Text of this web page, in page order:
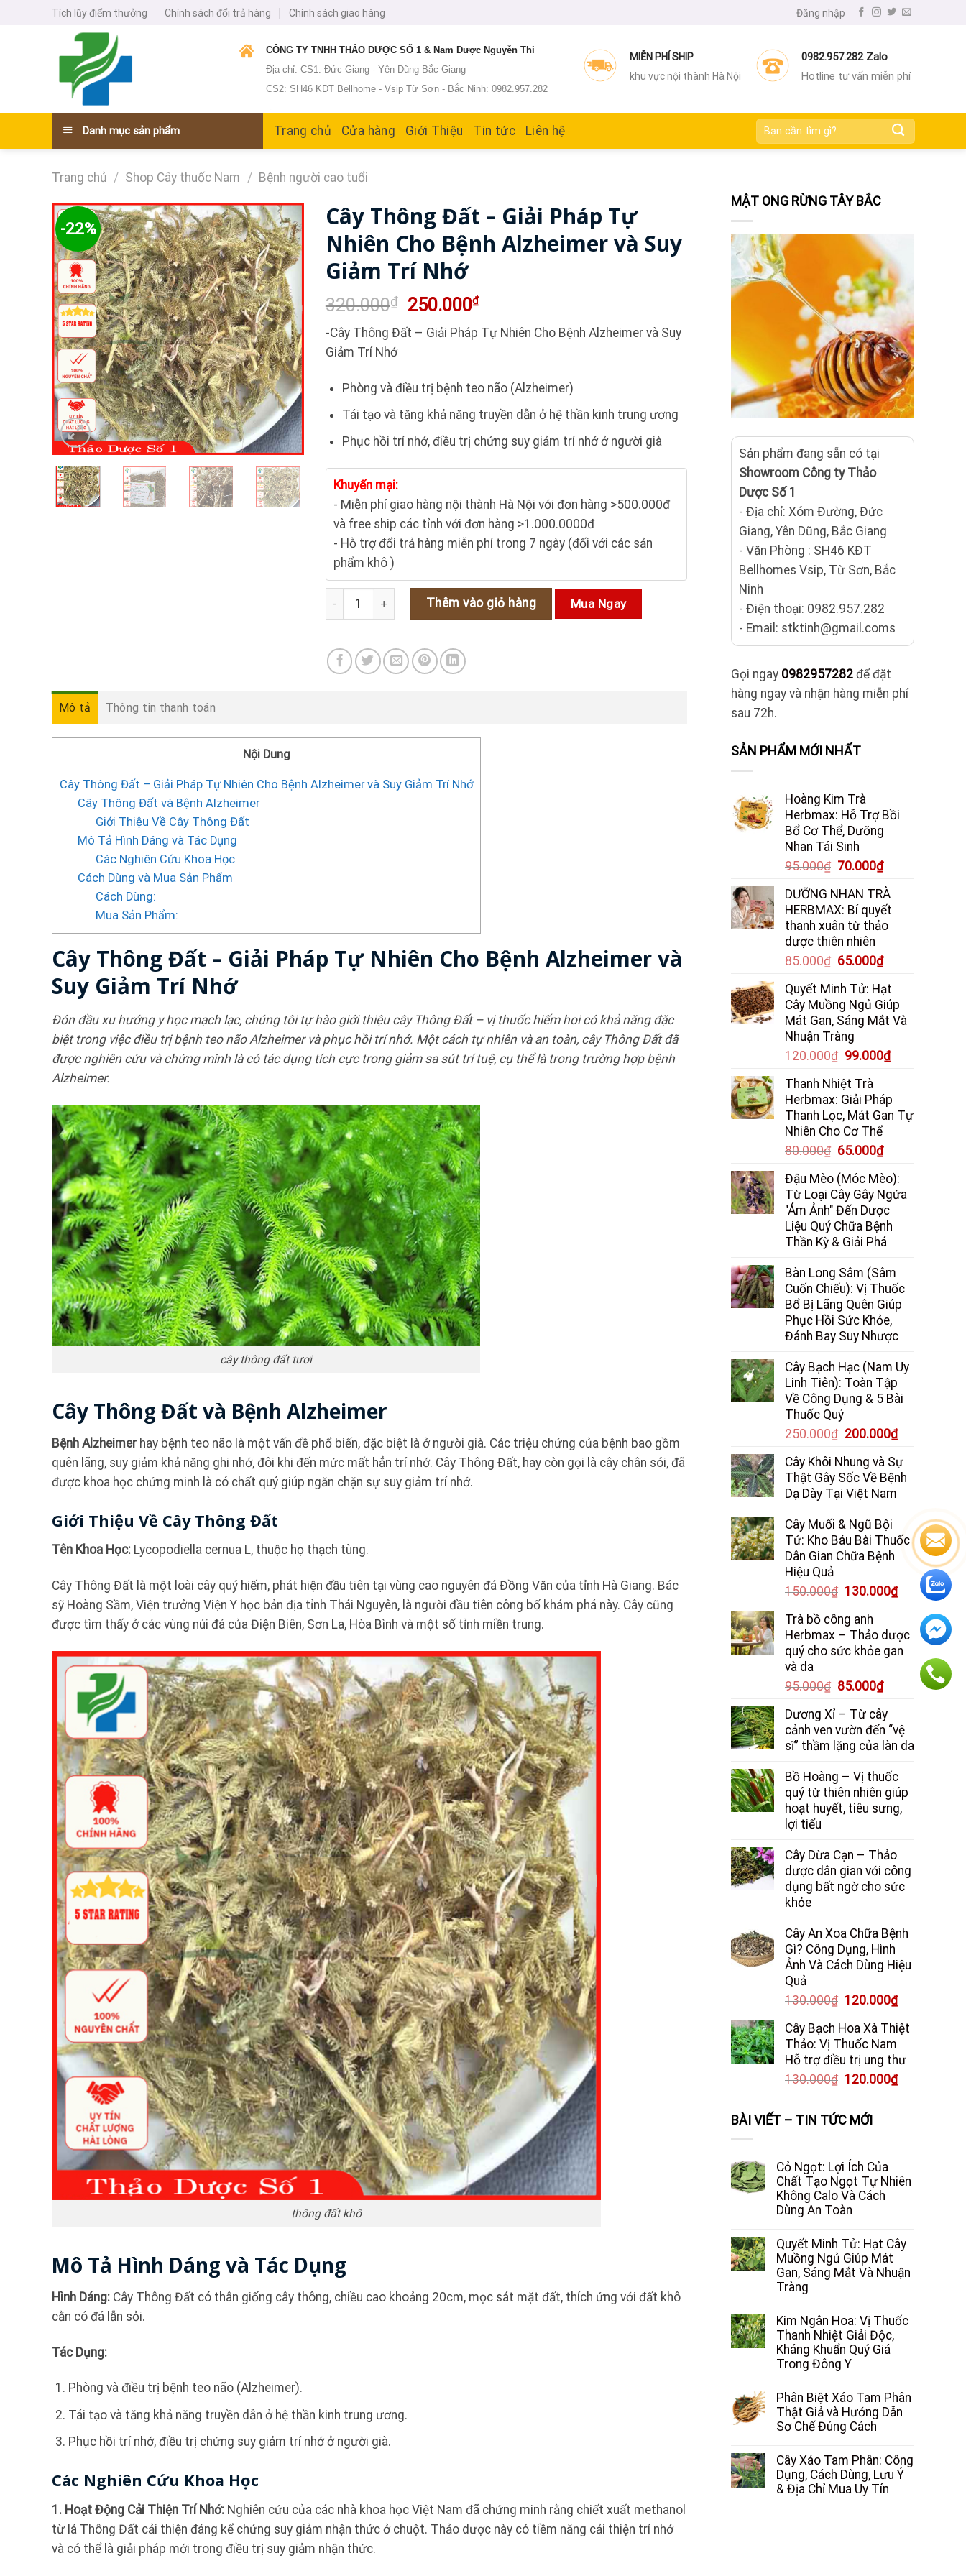
Tích lũy điểm thưởng Chính sách đổi trả hàng Chính sách giao hàng Đăng nhập
CÔNG TY TNHH THẢO DƯỢC SỐ 1 & Nam Dược Nguyễn Thi
Địa chỉ: CS1: Đức Giang - Yên Dũng Bắc Giang
CS2: SH46 KĐT Bellhome - Vsip Từ Sơn - Bắc Ninh: 0982.957.282
-
MIỄN PHÍ SHIP
khu vực nội thành Hà Nội
0982.957.282 Zalo
Hotline tư vấn miễn phí
Danh mục sản phẩm Trang chủ Cửa hàng Giới Thiệu Tin tức Liên hệ
Tìm
kiếm:
Trang chủ / Shop Cây thuốc Nam / Bệnh người cao tuổi
MẬT ONG RỪNG TÂY BẮC
Sản phẩm đang sẵn có tại
Showroom Công ty Thảo
Dược Số 1
- Địa chỉ: Xóm Đường, Đức
Giang, Yên Dũng, Bắc Giang
- Văn Phòng : SH46 KĐT
Bellhomes Vsip, Từ Sơn, Bắc
Ninh
- Điện thoại: 0982.957.282
- Email: stktinh@gmail.coms
Gọi ngay 0982957282 để đặt
hàng ngay và nhận hàng miễn phí
sau 72h.
SẢN PHẨM MỚI NHẤT
Hoàng Kim Trà
Herbmax: Hỗ Trợ Bồi
Bổ Cơ Thể, Dưỡng
Nhan Tái Sinh
95.000₫ Giá
là:
95.000₫.
70.000₫Giá
tại
là:
70.000₫.
DƯỠNG NHAN TRÀ
HERBMAX: Bí quyết
thanh xuân từ thảo
dược thiên nhiên
85.000₫ Giá
là:
85.000₫.
65.000₫Giá
tại
là:
65.000₫.
Quyết Minh Tử: Hạt
Cây Muồng Ngủ Giúp
Mát Gan, Sáng Mắt Và
Nhuận Tràng
120.000₫ Giá
là:
120.000₫.
99.000₫Giá
là:
99.000₫.
Thanh Nhiệt Trà
Herbmax: Giải Pháp
Thanh Lọc, Mát Gan Tự
Nhiên Cho Cơ Thể
80.000₫ Giá
là:
80.000₫.
65.000₫Giá
tại
là:
65.000₫.
Đậu Mèo (Móc Mèo):
Từ Loại Cây Gây Ngứa
"Ám Ảnh" Đến Dược
Liệu Quý Chữa Bệnh
Thần Kỳ & Giải Phá
Bàn Long Sâm (Sâm
Cuốn Chiếu): Vị Thuốc
Bổ Bị Lãng Quên Giúp
Phục Hồi Sức Khỏe,
Đánh Bay Suy Nhược
Cây Bạch Hạc (Nam Uy
Linh Tiên): Toàn Tập
Về Công Dụng & 5 Bài
Thuốc Quý
250.000₫ Giá
là:
250.000₫.
200.000₫Giá
tại
là:
Cây Khôi Nhung và Sự
Thật Gây Sốc Về Bệnh
Dạ Dày Tại Việt Nam
Cây Muối & Ngũ Bội
Tử: Kho Báu Bài Thuốc
Dân Gian Chữa Bệnh
Hiệu Quả
150.000₫ Giá
là:
150.000₫.
130.000₫Giá
là:
130.000₫.
Trà bồ công anh
Herbmax – Thảo dược
quý cho sức khỏe gan
và da
95.000₫ Giá
là:
95.000₫.
85.000₫Giá
tại
là:
85.000₫.
Dương Xỉ – Từ cây
cảnh ven vườn đến “vệ
sĩ” thầm lặng của làn da
Bồ Hoàng – Vị thuốc
quý từ thiên nhiên giúp
hoạt huyết, tiêu sưng,
lợi tiểu
Cây Dừa Cạn – Thảo
dược dân gian với công
dụng bất ngờ cho sức
khỏe
Cây An Xoa Chữa Bệnh
Gì? Công Dụng, Hình
Ảnh Và Cách Dùng Hiệu
Quả
130.000₫ Giá
là:
130.000₫.
120.000₫Giá
tại
120.000₫.
Cây Bạch Hoa Xà Thiệt
Thảo: Vị Thuốc Nam
Hỗ trợ điều trị ung thư
130.000₫ Giá
là:
130.000₫.
120.000₫Giá
BÀI VIẾT – TIN TỨC MỚI
Cỏ Ngọt: Lợi Ích Của
Chất Tạo Ngọt Tự Nhiên
Không Calo Và Cách
Dùng An Toàn
Quyết Minh Tử: Hạt Cây
Muồng Ngủ Giúp Mát
Gan, Sáng Mắt Và Nhuận
Tràng
Kim Ngân Hoa: Vị Thuốc
Thanh Nhiệt Giải Độc,
Kháng Khuẩn Quý Giá
Trong Đông Y
Phân Biệt Xáo Tam Phân
Thật Giả và Hướng Dẫn
Sơ Chế Đúng Cách
Cây Xáo Tam Phân: Công
Dụng, Cách Dùng, Lưu Ý
& Địa Chỉ Mua Uy Tín
-22%
Cây Thông Đất – Giải Pháp Tự
Nhiên Cho Bệnh Alzheimer và Suy
Giảm Trí Nhớ
320.000₫
Giá
gốc
là:
250.000₫Giá
hiện
tại
250.000₫.
-Cây Thông Đất – Giải Pháp Tự Nhiên Cho Bệnh Alzheimer và Suy
Giảm Trí Nhớ
Phòng và điều trị bệnh teo não (Alzheimer)
Tái tạo và tăng khả năng truyền dẫn ở hệ thần kinh trung ương
Phục hồi trí nhớ, điều trị chứng suy giảm trí nhớ ở người già
Khuyến mại:
- Miễn phí giao hàng nội thành Hà Nội với đơn hàng >500.000đ
và free ship các tỉnh với đơn hàng >1.000.0000đ
- Hỗ trợ đổi trả hàng miễn phí trong 7 ngày (đối với các sản
phẩm khô )
Cây Thông Đất - Giải Pháp Tự Nhiên Cho Bệnh Alzheimer và Suy Giảm Trí Nhớ số lượng
Thêm vào giỏ hàng Mua Ngay
Mô tả Thông tin thanh toán
Nội Dung
Cây Thông Đất – Giải Pháp Tự Nhiên Cho Bệnh Alzheimer và Suy Giảm Trí Nhớ
Cây Thông Đất và Bệnh Alzheimer
Giới Thiệu Về Cây Thông Đất
Mô Tả Hình Dáng và Tác Dụng
Các Nghiên Cứu Khoa Học
Cách Dùng và Mua Sản Phẩm
Cách Dùng:
Mua Sản Phẩm:
Cây Thông Đất – Giải Pháp Tự Nhiên Cho Bệnh Alzheimer và
Suy Giảm Trí Nhớ
Đón đầu xu hướng y học mạch lạc, chúng tôi tự hào giới thiệu cây Thông Đất – vị thuốc hiếm hoi có khả năng đặc
biệt trong việc điều trị bệnh teo não Alzheimer và phục hồi trí nhớ. Một cách tự nhiên và an toàn, cây Thông Đất đã
được nghiên cứu và chứng minh là có tác dụng tích cực trong giảm sa sút trí tuệ, cụ thể là trong trường hợp bệnh
Alzheimer.
cây thông đất tươi
Cây Thông Đất và Bệnh Alzheimer
Bệnh Alzheimerhay bệnh teo não là một vấn đề phổ biến, đặc biệt là ở người già. Các triệu chứng của bệnh bao gồm
quên lãng, suy giảm khả năng ghi nhớ, đôi khi đến mức mất hẳn trí nhớ. Cây Thông Đất, hay còn gọi là cây chân sói, đã
được khoa học chứng minh là có chất quý giúp ngăn chặn sự suy giảm trí nhớ.
Giới Thiệu Về Cây Thông Đất
Tên Khoa Học: Lycopodiella cernua L, thuộc họ thạch tùng.
Cây Thông Đất là một loài cây quý hiếm, phát hiện đầu tiên tại vùng cao nguyên đá Đồng Văn của tỉnh Hà Giang. Bác
sỹ Hoàng Sầm, Viện trưởng Viện Y học bản địa tỉnh Thái Nguyên, là người đầu tiên công bố khám phá này. Cây cũng
được tìm thấy ở các vùng núi đá của Điện Biên, Sơn La, Hòa Bình và một số tỉnh miền trung.
thông đất khô
Mô Tả Hình Dáng và Tác Dụng
Hình Dáng: Cây Thông Đất có thân giống cây thông, chiều cao khoảng 20cm, mọc sát mặt đất, thích ứng với đất khô
cằn có đá lẫn sỏi.
Tác Dụng:
Phòng và điều trị bệnh teo não (Alzheimer).
Tái tạo và tăng khả năng truyền dẫn ở hệ thần kinh trung ương.
Phục hồi trí nhớ, điều trị chứng suy giảm trí nhớ ở người già.
Các Nghiên Cứu Khoa Học
1. Hoạt Động Cải Thiện Trí Nhớ: Nghiên cứu của các nhà khoa học Việt Nam đã chứng minh rằng chiết xuất methanol
từ lá Thông Đất cải thiện đáng kể chứng suy giảm nhận thức ở chuột. Thảo dược này có tiềm năng cải thiện trí nhớ
và có thể là giải pháp mới trong điều trị suy giảm nhận thức.